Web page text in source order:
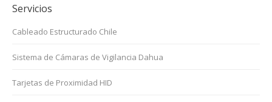
Servicios
Cableado Estructurado Chile
Sistema de Cámaras de Vigilancia Dahua
Tarjetas de Proximidad HID